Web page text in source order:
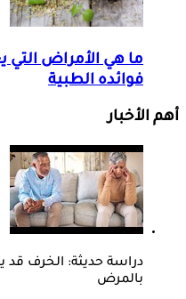
ما هي الأمراض التي
فوائده الطبية
أهم الأخبار
دراسة حديثة: الخرف قد
بالمرض